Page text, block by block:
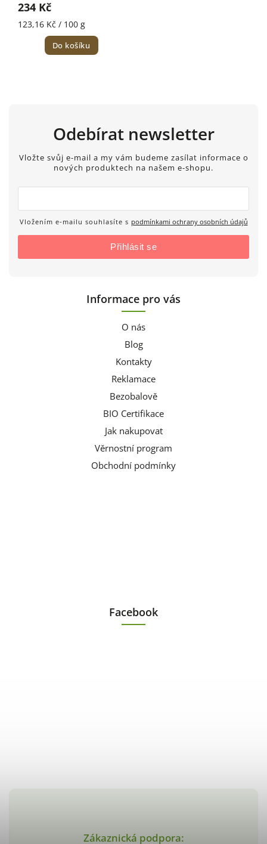
234 Kč
123,16 Kč / 100 g
Do košíku
Zákaznická podpora:
Odebírat newsletter
Vložte svůj e-mail a my vám budeme zasílat informace o
nových produktech na našem e-shopu.
Vložením e-mailu souhlasíte s podmínkami ochrany osobních údajů
Přihlásit se
Informace pro vás
O nás
Blog
Kontakty
Reklamace
Bezobalově
BIO Certifikace
Jak nakupovat
Věrnostní program
Obchodní podmínky
Facebook